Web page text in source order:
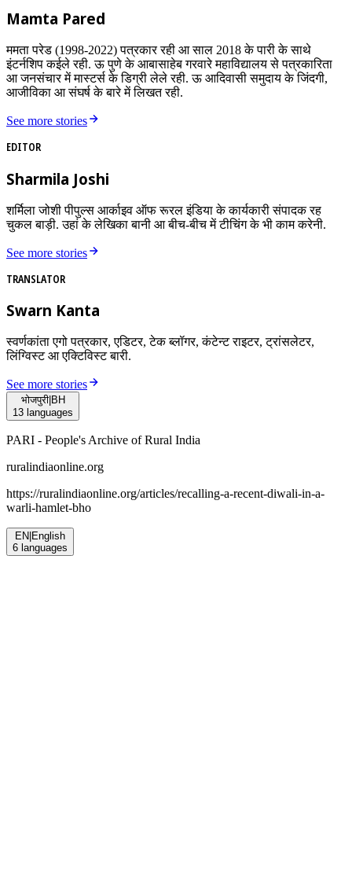
Mamta Pared
ममता परेड (1998-2022) पत्रकार रही आ साल 2018 के पारी के साथे
इंटर्नशिप कईले रही. ऊ पुणे के आबासाहेब गरवारे महाविद्यालय से पत्रकारिता
आ जनसंचार में मास्टर्स के डिग्री लेले रही. ऊ आदिवासी समुदाय के जिंदगी,
आजीविका आ संघर्ष के बारे में लिखत रही.
See more stories
EDITOR
Sharmila Joshi
शर्मिला जोशी पीपुल्स आर्काइव ऑफ रूरल इंडिया के कार्यकारी संपादक रह
चुकल बाड़ी. उहां के लेखिका बानी आ बीच-बीच में टीचिंग के भी काम करेनी.
See more stories
TRANSLATOR
Swarn Kanta
स्वर्णकांता एगो पत्रकार, एडिटर, टेक ब्लॉगर, कंटेन्ट राइटर, ट्रांसलेटर,
लिंग्विस्ट आ एक्टिविस्ट बारी.
See more stories
भोजपुरी| BH
13 languages
PARI - People's Archive of Rural India
ruralindiaonline.org
https://ruralindiaonline.org/articles/recalling-a-recent-diwali-in-a-
warli-hamlet-bho
EN English
6 languages